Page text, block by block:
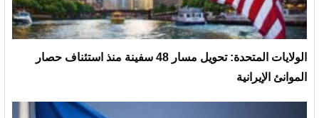
الولايات المتحدة: تحويل مسار 48 سفينة منذ استئناف حصار
الموانئ الإيرانية